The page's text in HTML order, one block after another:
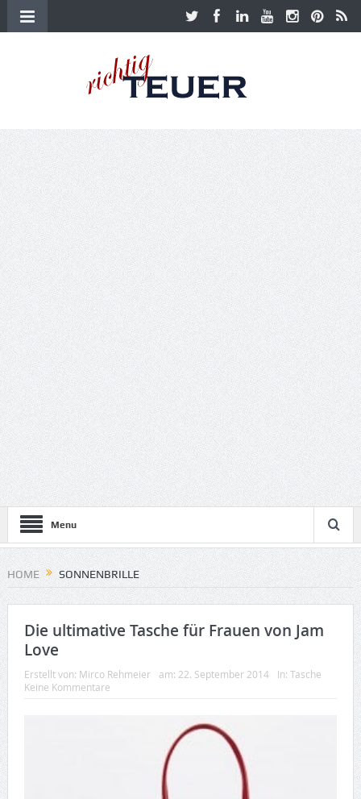
Menu
HOME SONNENBRILLE
Die ultimative Tasche für Frauen von Jam
Love
Erstellt von: Mirco Rehmeier am: 22. September 2014 In: Tasche
Keine Kommentare